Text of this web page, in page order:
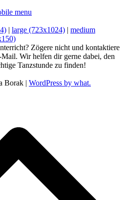
menu
| large (723x1024) | medium
Zögere nicht und kontaktiere
Wir helfen dir gerne dabei, den
Tanzstunde zu finden!
Borak | WordPress by what.